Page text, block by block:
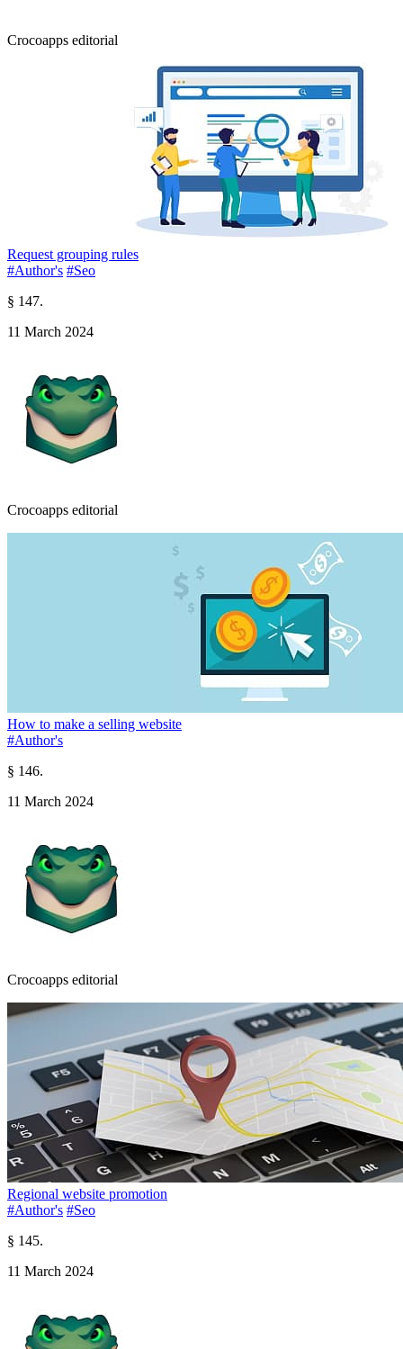
Crocoapps editorial
Request grouping rules
#Author's #Seo
§ 147.
11 March 2024
Crocoapps editorial
How to make a selling website
#Author's
§ 146.
11 March 2024
Crocoapps editorial
Regional website promotion
#Author's #Seo
§ 145.
11 March 2024